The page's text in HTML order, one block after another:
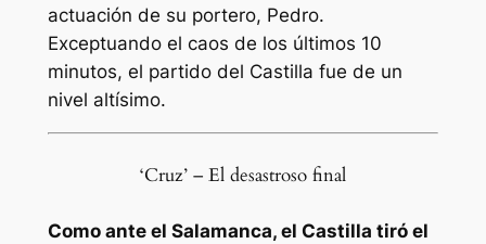
actuación de su portero, Pedro.
Exceptuando el caos de los últimos 10
minutos, el partido del Castilla fue de un
nivel altísimo.
‘Cruz’ – El desastroso final
‪Como ante el Salamanca, el Castilla tiró el